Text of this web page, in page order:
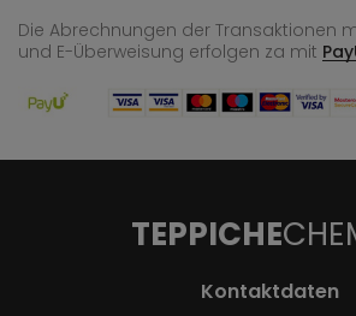
Die Abrechnungen der Transaktionen
und E-Überweisung erfolgen za mit
TEPPICHE
Kontaktdaten